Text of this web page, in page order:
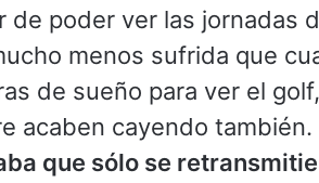
de poder ver las jornadas
menos sufrida que
de sueño para ver el
acaben cayendo también.
que sólo se